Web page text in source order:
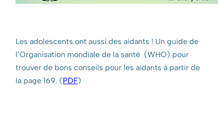
Les adolescents ont aussi des aidants ! Un guide de
l’Organisation mondiale de la santé (WHO) pour
trouver de bons conseils pour les aidants à partir de
la page 169. (PDF)